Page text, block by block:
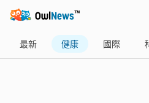
最新 健康 國際